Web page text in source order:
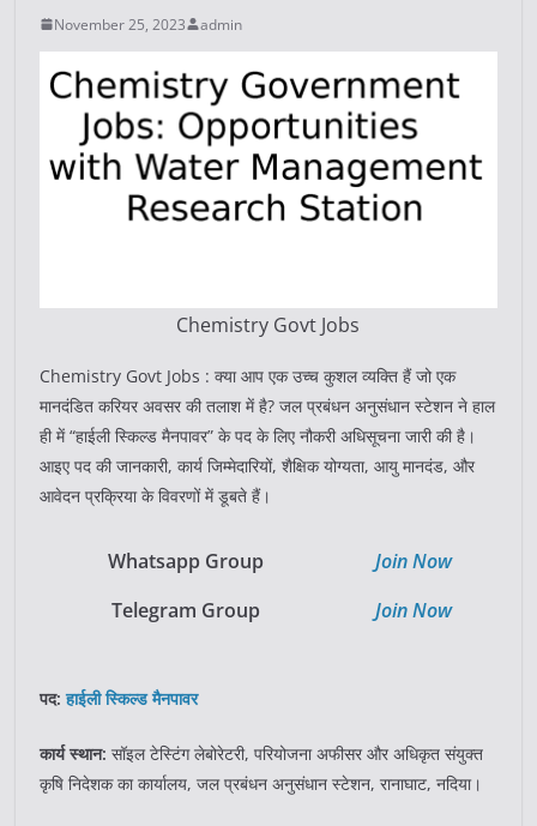
November 25, 2023 admin
Chemistry Govt Jobs
Chemistry Govt Jobs : क्या आप एक उच्च कुशल व्यक्ति हैं जो एक
मानदंडित करियर अवसर की तलाश में है? जल प्रबंधन अनुसंधान स्टेशन ने हाल
ही में “हाईली स्किल्ड मैनपावर” के पद के लिए नौकरी अधिसूचना जारी की है।
आइए पद की जानकारी, कार्य जिम्मेदारियों, शैक्षिक योग्यता, आयु मानदंड, और
आवेदन प्रक्रिया के विवरणों में डूबते हैं।
Whatsapp Group
Join Now
Telegram Group
Join Now
पद:हाईली स्किल्ड मैनपावर
कार्य स्थान: सॉइल टेस्टिंग लेबोरेटरी, परियोजना अफीसर और अधिकृत संयुक्त
कृषि निदेशक का कार्यालय, जल प्रबंधन अनुसंधान स्टेशन, रानाघाट, नदिया।